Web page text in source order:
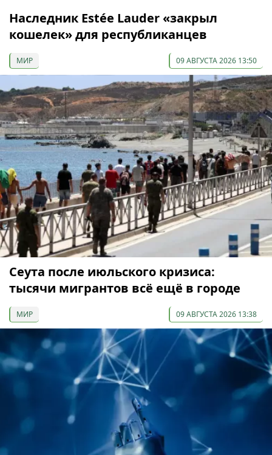
Наследник Estée Lauder «закрыл
кошелек» для республиканцев
МИР 09 АВГУСТА 2026 13:50
Сеута после июльского кризиса:
тысячи мигрантов всё ещё в городе
МИР 09 АВГУСТА 2026 13:38